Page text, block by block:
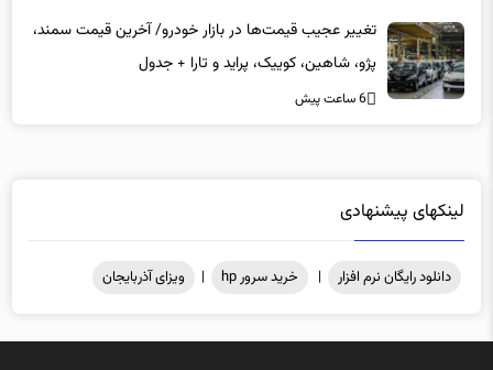
تغییر عجیب قیمت‌ها در بازار خودرو/ آخرین قیمت سمند،
پژو، شاهین، کوییک، پراید و تارا + جدول
6 ساعت پیش
لینکهای پیشنهادی
دانلود رایگان نرم افزار | خرید سرور hp | ویزای آذربایجان